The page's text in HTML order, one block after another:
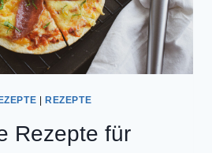
|REZEPTE
Rezepte für